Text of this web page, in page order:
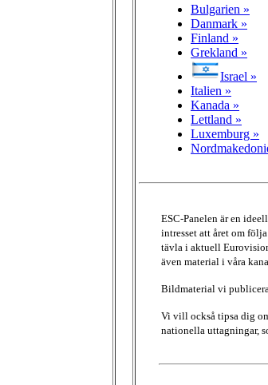
Bulgarien »
Danmark »
Finland »
Grekland »
Israel »
Italien »
Kanada »
Lettland »
Luxemburg »
ESC-Panelen är en
intresset att året om
tävla i aktuell
även material i våra
Bildmaterial vi
Vi vill också tipsa dig
nationella uttagningar,